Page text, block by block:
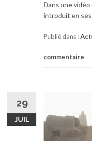
Dans une
introduit en
Publié dans :
commentaire
29
JUIL